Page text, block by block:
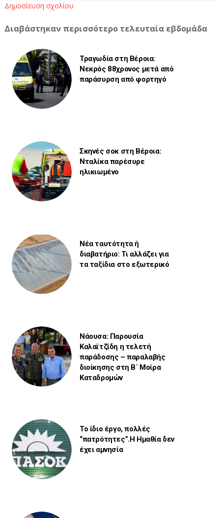
Δημοσίευση σχολίου
Διαβάστηκαν περισσότερο τελευταία εβδομάδα
Τραγωδία στη Βέροια:
Νεκρός 88χρονος μετά από
παράσυρση από φορτηγό
Σκηνές σοκ στη Βέροια:
Νταλίκα παρέσυρε
ηλικιωμένο
Νέα ταυτότητα ή
διαβατήριο: Τι αλλάζει για
τα ταξίδια στο εξωτερικό
Νάουσα: Παρουσία
Καλαϊτζίδη η τελετή
παράδοσης – παραλαβής
διοίκησης στη Β΄ Μοίρα
Καταδρομών
Το ίδιο έργο, πολλές
“πατρότητες”.Η Ημαθία δεν
έχει αμνησία